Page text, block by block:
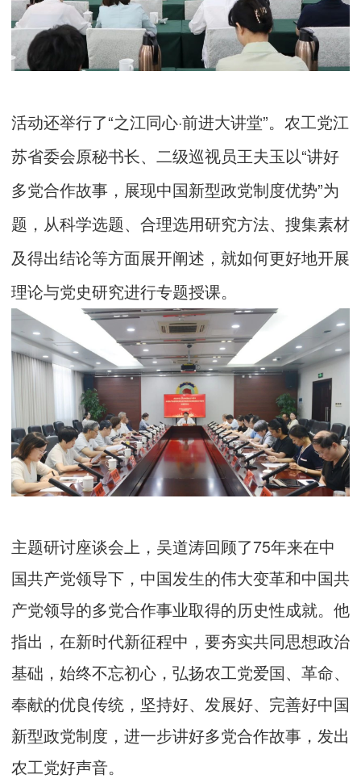
活动还举行了“之江同心·前进大讲堂”。农工党江
苏省委会原秘书长、二级巡视员王夫玉以“讲好
多党合作故事，展现中国新型政党制度优势”为
题，从科学选题、合理选用研究方法、搜集素材
及得出结论等方面展开阐述，就如何更好地开展
理论与党史研究进行专题授课。
主题研讨座谈会上，吴道涛回顾了75年来在中
国共产党领导下，中国发生的伟大变革和中国共
产党领导的多党合作事业取得的历史性成就。他
指出，在新时代新征程中，要夯实共同思想政治
基础，始终不忘初心，弘扬农工党爱国、革命、
奉献的优良传统，坚持好、发展好、完善好中国
新型政党制度，进一步讲好多党合作故事，发出
农工党好声音。